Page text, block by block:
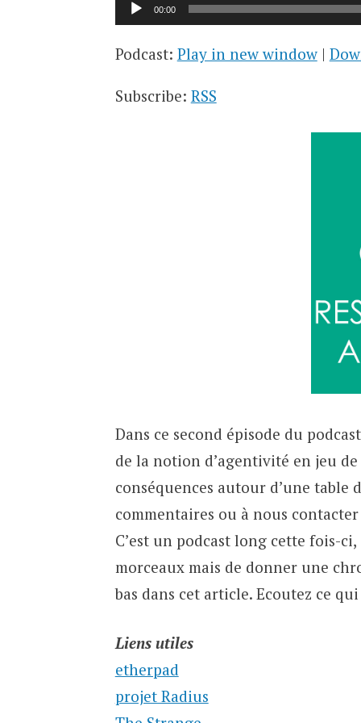
Lecteur
00:00
Podcast: Play in new window|
Subscribe: RSS
Dans ce second épisode du
de la notion d’agentivité en jeu
conséquences autour d’une table
commentaires ou à nous
C’est un podcast long cette fois-
morceaux mais de donner une
bas dans cet article. Ecoutez ce
Liens utiles
etherpad
projet Radius